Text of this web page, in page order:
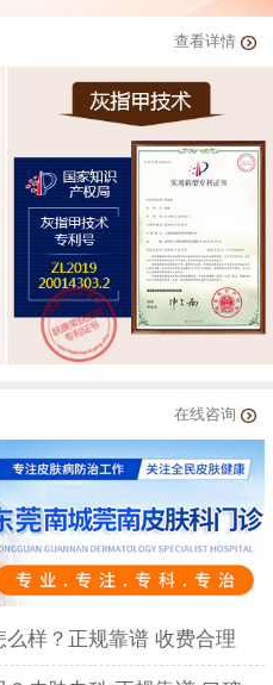
查看详情
在线咨询
样？正规靠谱 收费合理